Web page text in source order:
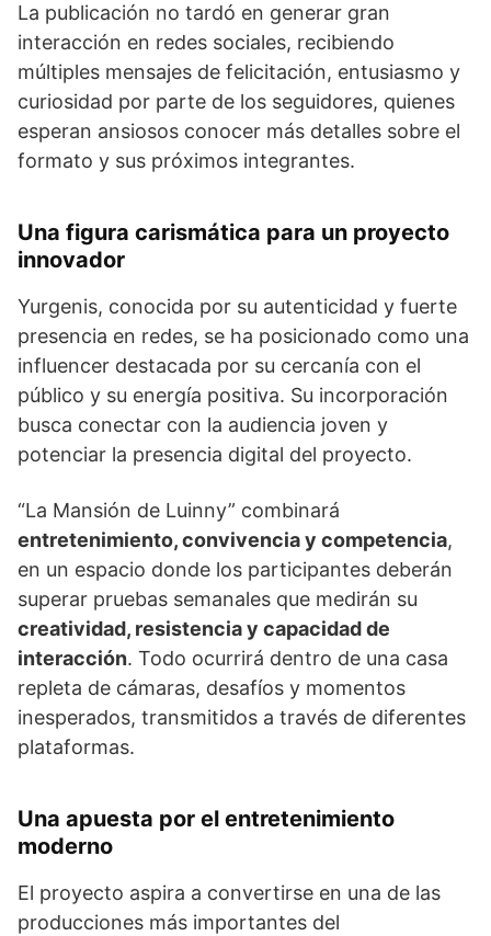
La publicación no tardó en generar gran
interacción en redes sociales, recibiendo
múltiples mensajes de felicitación, entusiasmo y
curiosidad por parte de los seguidores, quienes
esperan ansiosos conocer más detalles sobre el
formato y sus próximos integrantes.
Una figura carismática para un proyecto
innovador
Yurgenis, conocida por su autenticidad y fuerte
presencia en redes, se ha posicionado como una
influencer destacada por su cercanía con el
público y su energía positiva. Su incorporación
busca conectar con la audiencia joven y
potenciar la presencia digital del proyecto.
“La Mansión de Luinny” combinará
entretenimiento, convivencia y competencia,
en un espacio donde los participantes deberán
superar pruebas semanales que medirán su
creatividad, resistencia y capacidad de
interacción. Todo ocurrirá dentro de una casa
repleta de cámaras, desafíos y momentos
inesperados, transmitidos a través de diferentes
plataformas.
Una apuesta por el entretenimiento
moderno
El proyecto aspira a convertirse en una de las
producciones más importantes del